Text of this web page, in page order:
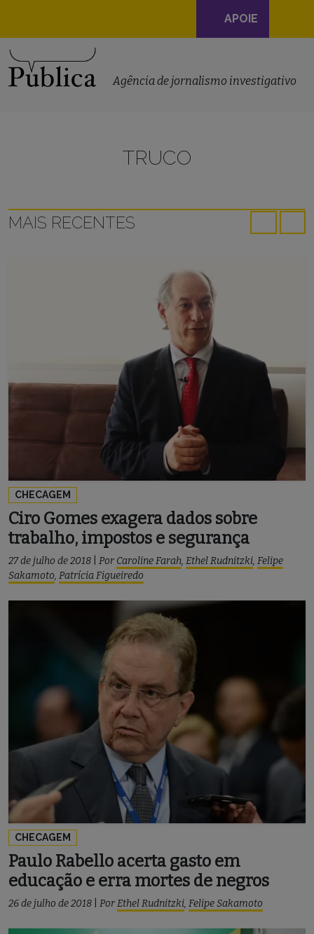
Navegação
principal
APOIE
Agência de jornalismo investigativo
TRUCO
MAIS RECENTES
CHECAGEM
Ciro Gomes exagera dados sobre
trabalho, impostos e segurança
27 de julho de 2018 Por Caroline Farah, Ethel Rudnitzki, Felipe
Sakamoto, Patrícia Figueiredo
CHECAGEM
Paulo Rabello acerta gasto em
educação e erra mortes de negros
26 de julho de 2018 PorEthel Rudnitzki, Felipe Sakamoto